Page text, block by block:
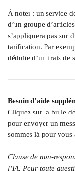
À noter : un service
d’un groupe
s’appliquera pas sur
tarification. Par
déduite d’un frais de
Besoin d’aide
Cliquez sur la bulle
pour envoyer un
sommes là pour vous
Clause de non-
l’IA. Pour toute